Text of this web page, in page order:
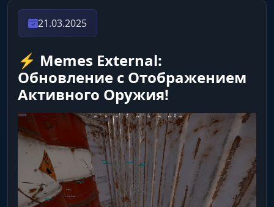
21.03.2025
⚡️ Memes External:
Обновление с Отображением
Активного Оружия!